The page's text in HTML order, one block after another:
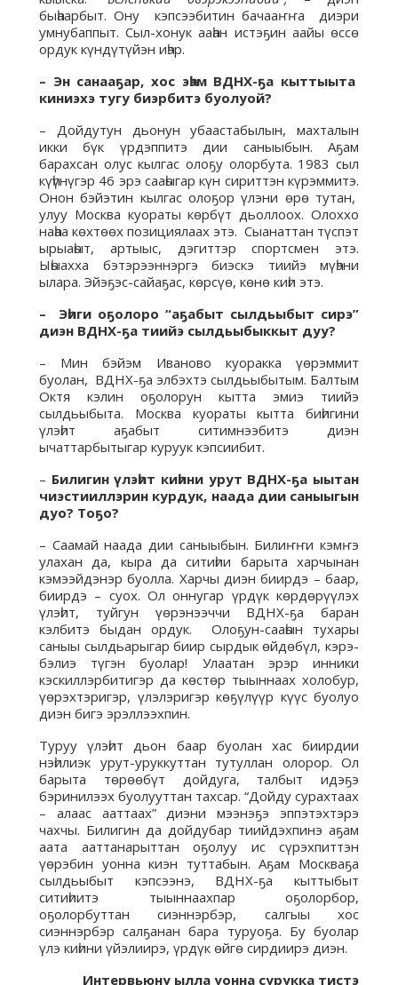
быһаарбыт. Ону кэпсээбитин бачааҥҥа диэри
умнубаппыт. Сыл-хонук ааһан истэҕин аайы өссө
ордук күндүтүйэн иһэр.
– Эн санааҕар, хос эһэм ВДНХ-ҕа кыттыыта
киниэхэ тугу биэрбитэ буолуой?
– Дойдутун дьонун убаастабылын, махталын
икки бүк үрдэппитэ дии саныыбын. Аҕам
барахсан олус кылгас олоҕу олорбута. 1983 сыл
күһүнүгэр 46 эрэ сааһыгар күн сириттэн күрэммитэ.
Онон бэйэтин кылгас олоҕор үлэни өрө тутан,
улуу Москва куораты көрбүт дьоллоох. Олоххо
наһаа көхтөөх позициялаах этэ. Сыанаттан түспэт
ырыаһыт, артыыс, дэгиттэр спортсмен этэ.
Ыһыахха бэтэрээннэргэ биэскэ тиийэ мүһэни
ылара. Эйэҕэс-сайаҕас, көрсүө, көнө киһи этэ.
– Эһиги оҕолоро “аҕабыт сылдьыбыт сирэ”
диэн ВДНХ-ҕа тиийэ сылдьыбыккыт дуу?
– Мин бэйэм Иваново куоракка үөрэммит
буолан, ВДНХ-ҕа элбэхтэ сылдьыбытым. Балтым
Октя кэлин оҕолорун кытта эмиэ тиийэ
сылдьыбыта. Москва куораты кытта биһигини
үлэһит аҕабыт ситимнээбитэ диэн
ычаттарбытыгар куруук кэпсиибит.
– Билигин үлэһит киһини урут ВДНХ-ҕа ыытан
чиэстииллэрин курдук, наада дии саныыгын
дуо? Тоҕо?
– Саамай наада дии саныыбын. Билиҥҥи кэмҥэ
улахан да, кыра да ситиһии барыта харчынан
кэмээйдэнэр буолла. Харчы диэн биирдэ – баар,
биирдэ – суох. Ол оннугар үрдүк көрдөрүүлэх
үлэһит, туйгун үөрэнээччи ВДНХ-ҕа баран
кэлбитэ быдан ордук. Олоҕун-сааһын тухары
саныы сылдьарыгар биир сырдык өйдөбүл, кэрэ-
бэлиэ түгэн буолар! Улаатан эрэр инники
кэскиллэрбитигэр да көстөр тыыннаах холобур,
үөрэхтэригэр, үлэлэригэр көҕүлүүр күүс буолуо
диэн бигэ эрэллээхпин.
Туруу үлэһит дьон баар буолан хас биирдии
нэһилиэк урут-уруккуттан тутуллан олорор. Ол
барыта төрөөбүт дойдуга, талбыт идэҕэ
бэринилээх буолууттан тахсар. “Дойду сурахтаах
– алаас ааттаах” диэни мээнэҕэ эппэтэхтэрэ
чахчы. Билигин да дойдубар тиийдэхпинэ аҕам
аата ааттанарыттан оҕолуу ис сүрэхпиттэн
үөрэбин уонна киэн туттабын. Аҕам Москваҕа
сылдьыбыт кэпсээнэ, ВДНХ-ҕа кыттыбыт
ситиһиитэ тыыннаахпар оҕолорбор,
оҕолорбуттан сиэннэрбэр, салгыы хос
сиэннэрбэр салҕанан бара туруоҕа. Бу буолар
үлэ киһини үйэлиирэ, үрдүк өйгө сирдиирэ диэн.
Интервьюну ылла уонна сурукка тистэ